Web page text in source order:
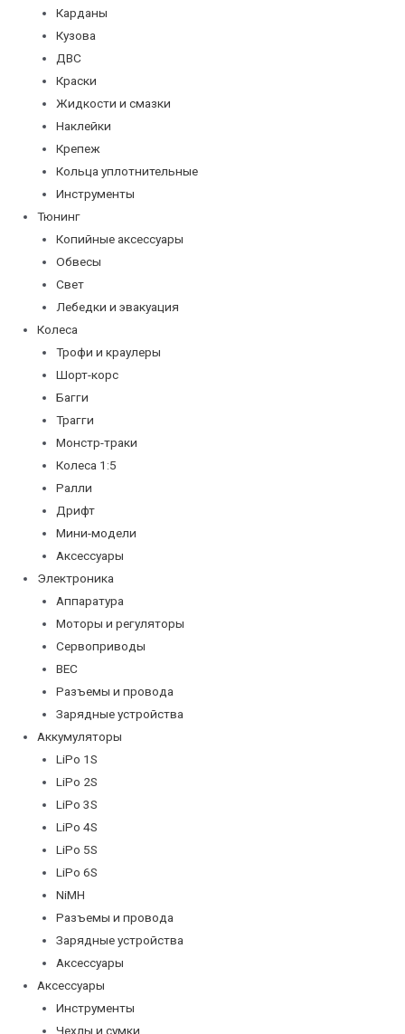
Карданы
Кузова
ДВС
Краски
Жидкости и смазки
Наклейки
Крепеж
Кольца уплотнительные
Инструменты
Тюнинг
Копийные аксессуары
Обвесы
Свет
Лебедки и эвакуация
Колеса
Трофи и краулеры
Шорт-корс
Багги
Трагги
Монстр-траки
Колеса 1:5
Ралли
Дрифт
Мини-модели
Аксессуары
Электроника
Аппаратура
Моторы и регуляторы
Сервоприводы
BEC
Разъемы и провода
Зарядные устройства
Аккумуляторы
LiPo 1S
LiPo 2S
LiPo 3S
LiPo 4S
LiPo 5S
LiPo 6S
NiMH
Разъемы и провода
Зарядные устройства
Аксессуары
Аксессуары
Инструменты
Чехлы и сумки